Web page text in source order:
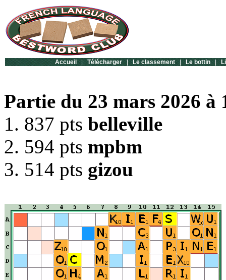
Accueil | Télécharger | Le classement | Le bottin |
Partie du 23 mars 2026 à
1. 837 pts belleville
2. 594 pts mpbm
3. 514 pts gizou